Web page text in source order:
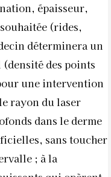
épaisseur,
(rides,
déterminera un
des points
une intervention
rayon du laser
dans le derme
sans toucher
; à la